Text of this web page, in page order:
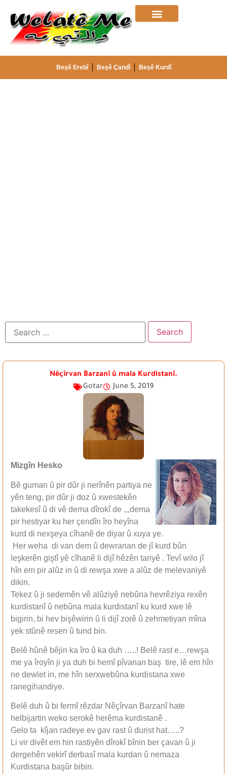
Beşê Erebî Beşê Çandî Beșê Kurdî
Nêçîrvan Barzanî û mala Kurdistanî.
Gotar
June 5, 2019
Mizgîn Hesko
Bê guman û pir dûr ji nerînên partiya ne
yên teng, pir dûr ji doz û xwestekên
takekesî û di vê dema dîrokî de ,,,dema
pir hestiyar ku her çendîn îro heyîna
kurd di nexşeya cîhanê de diyar û xuya ye.
Her weha di van dem û dewranan de jî kurd bûn
leşkerên giştî yê cîhanê li dijî hêzên tariyê . Tevî wilo jî
hîn em pir alûz in û di rewşa xwe a alûz de melevaniyê
dikin.
Tekez û ji sedemên vê alûziyê nebûna hevrêziya rexên
kurdistanî û nebûna mala kurdistanî ku kurd xwe lê
bigirin, bi hev bişêwirin û li dijî zorê û zehmetiyan mîna
yek stûnê resen û tund bin.
Belê hûnê bêjin ka îro û ka duh …..! Belê rast e…rewşa
me ya îroyîn ji ya duh bi hemî pîvanan baş tire, lê em hîn
ne dewlet in, me hîn serxwebûna kurdistana xwe
ranegihandiye.
Belê duh û bi fermî rêzdar Nêçîrvan Barzanî hate
helbijartin weko serokê herêma kurdistanê .
Gelo ta kîjan radeye ev gav rast û durist hat…..?
Li vir divêt em hin rastiyên dîrokî bînin ber çavan û ji
dergehên vekirî derbasî mala kurdan û nemaza
Kurdistana başûr bibin.